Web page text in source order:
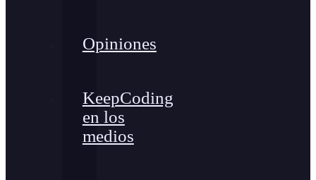
Opiniones
KeepCoding
en los
medios